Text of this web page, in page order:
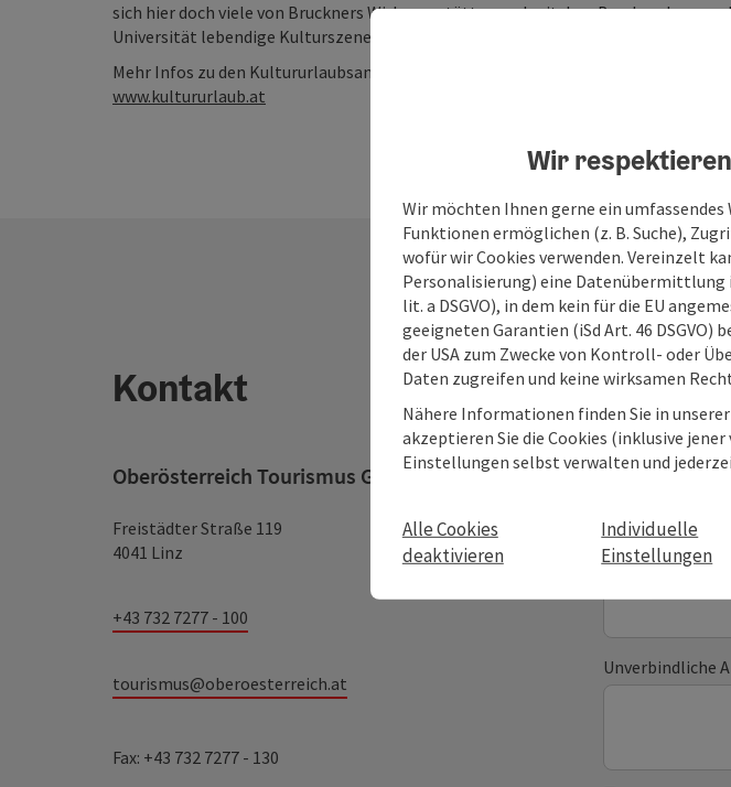
sich hier doch viele von Bruckners Wirkungsstätten und mit dem Brucknerhaus
Universität lebendige Kulturszenen.
Mehr Infos zu den Kultururlaubsangeboten in Oberösterreich gibts ab Mitte
www.kultururlaub.at
Kontakt
Oberösterreich Tourismus GmbH
Freistädter Straße 119
4041 Linz
+43 732 7277 - 100
tourismus@oberoesterreich.at
Fax: +43 732 7277 - 130
Ihre
Vorname
Unverbindliche
Wir
Wir möchten Ihnen gerne ein
Funktionen ermöglichen (z. B. Suche),
wofür wir Cookies verwenden. Vereinzelt
Personalisierung) eine Datenübermittlung
lit. a DSGVO), in dem kein für die EU
geeigneten Garantien (iSd Art. 46 DSGVO)
der USA zum Zwecke von Kontroll- oder
Daten zugreifen und keine wirksamen
Nähere Informationen finden Sie in
akzeptieren Sie die Cookies (inklusive
Einstellungen selbst verwalten und
Alle Cookies
deaktivieren
Individuelle
Einstellungen